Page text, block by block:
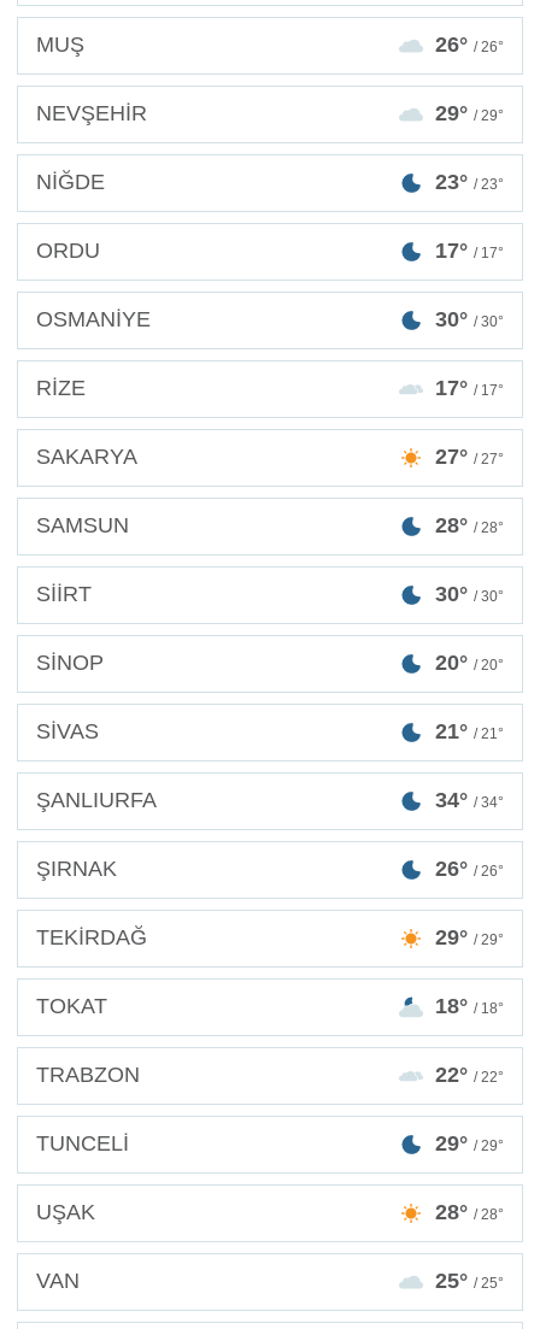
MUŞ 26° / 26°
NEVŞEHİR 29° / 29°
NİĞDE 23° / 23°
ORDU 17° / 17°
OSMANİYE 30° / 30°
RİZE 17° / 17°
SAKARYA 27° / 27°
SAMSUN 28° / 28°
SİİRT 30° / 30°
SİNOP 20° / 20°
SİVAS 21° / 21°
ŞANLIURFA 34° / 34°
ŞIRNAK 26° / 26°
TEKİRDAĞ 29° / 29°
TOKAT 18° / 18°
TRABZON 22° / 22°
TUNCELİ 29° / 29°
UŞAK 28° / 28°
VAN 25° / 25°